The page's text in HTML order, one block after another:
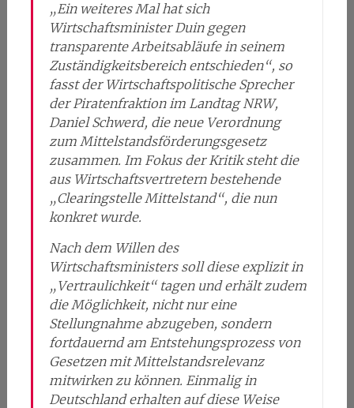
„Ein weiteres Mal hat sich
Wirtschaftsminister Duin gegen
transparente Arbeitsabläufe in seinem
Zuständigkeitsbereich entschieden“, so
fasst der Wirtschaftspolitische Sprecher
der Piratenfraktion im Landtag NRW,
Daniel Schwerd, die neue Verordnung
zum Mittelstandsförderungsgesetz
zusammen. Im Fokus der Kritik steht die
aus Wirtschaftsvertretern bestehende
„Clearingstelle Mittelstand“, die nun
konkret wurde.
Nach dem Willen des
Wirtschaftsministers soll diese explizit in
„Vertraulichkeit“ tagen und erhält zudem
die Möglichkeit, nicht nur eine
Stellungnahme abzugeben, sondern
fortdauernd am Entstehungsprozess von
Gesetzen mit Mittelstandsrelevanz
mitwirken zu können. Einmalig in
Deutschland erhalten auf diese Weise